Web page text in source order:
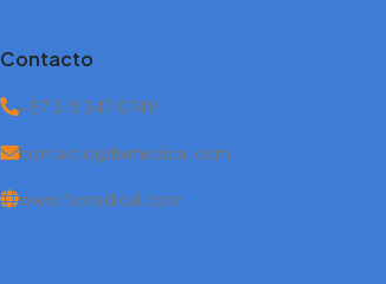
Contacto
+57 318 347 0749
contacto@fixmedical.com
www.fixmedical.com